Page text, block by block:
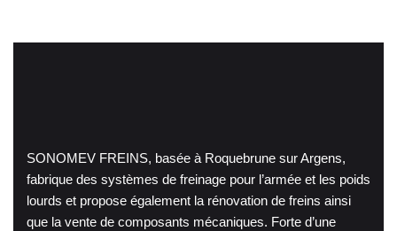
SONOMEV FREINS, basée à Roquebrune sur Argens,
fabrique des systèmes de freinage pour l’armée et les poids
lourds et propose également la rénovation de freins ainsi
que la vente de composants mécaniques. Forte d’une